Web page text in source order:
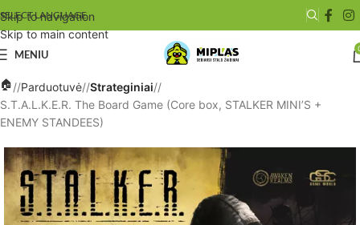
Skip to navigation
Skip to main content
SELECT LANGUAGE
MENIU
/ Parduotuvė/ Strateginiai/
S.T.A.L.K.E.R. The Board Game (Core box, STALKER MINI’S +
ENEMY STANDEES)